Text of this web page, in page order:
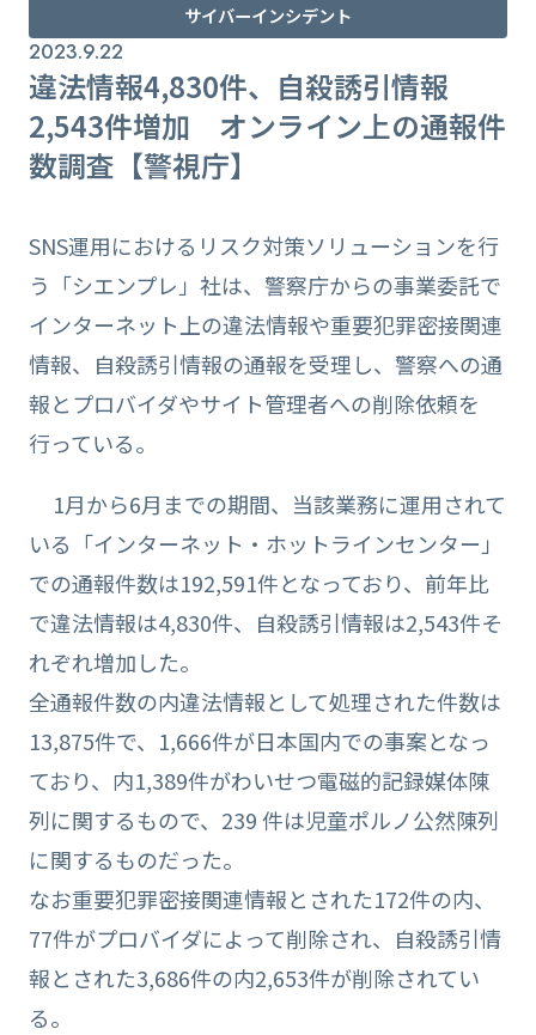
サイバーインシデント
2023.9.22
違法情報4,830件、自殺誘引情報
2,543件増加 オンライン上の通報件
数調査【警視庁】
SNS運用におけるリスク対策ソリューションを行
う「シエンプレ」社は、警察庁からの事業委託で
インターネット上の違法情報や重要犯罪密接関連
情報、自殺誘引情報の通報を受理し、警察への通
報とプロバイダやサイト管理者への削除依頼を
行っている。
1月から6月までの期間、当該業務に運用されて
いる「インターネット・ホットラインセンター」
での通報件数は192,591件となっており、前年比
で違法情報は4,830件、自殺誘引情報は2,543件そ
れぞれ増加した。
全通報件数の内違法情報として処理された件数は
13,875件で、1,666件が日本国内での事案となっ
ており、内1,389件がわいせつ電磁的記録媒体陳
列に関するもので、239 件は児童ポルノ公然陳列
に関するものだった。
なお重要犯罪密接関連情報とされた172件の内、
77件がプロバイダによって削除され、自殺誘引情
報とされた3,686件の内2,653件が削除されてい
る。